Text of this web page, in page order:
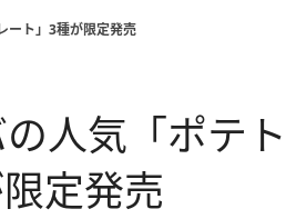
ート」3種が限定発売
人気「ポテト
定発売